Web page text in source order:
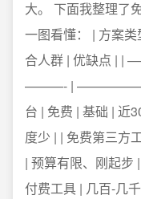
大。 下面我整理了
一图看懂： | 方案
合人群 | 优缺
———- |
台 | 免费 | 基础 | 近
度少 | | 免费第三方
| 预算有限、刚起步
付费工具 | 几百-几